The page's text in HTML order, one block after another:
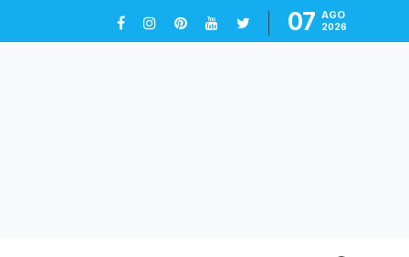
07 AGO
2026